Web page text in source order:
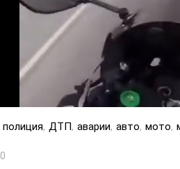
полиция, ДТП, аварии, авто, мото,
0